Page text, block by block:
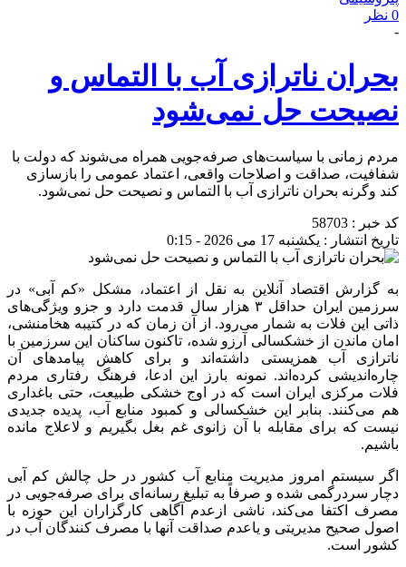
0 نظر
-
بحران ناترازی آب با التماس و
نصیحت حل نمی‌شود
مردم زمانی با سیاست‌های صرفه‌جویی همراه می‌شوند که دولت با
شفافیت، صداقت و اصلاحات واقعی، اعتماد عمومی را بازسازی
کند وگرنه بحران ناترازی آب با التماس و نصیحت حل نمی‌شود.
کد خبر : 58703
تاریخ انتشار : یکشنبه 17 می 2026 - 0:15
به گزارش اقتصاد آنلاین به نقل از اعتماد، مشکل «کم آبی» در
سرزمین ایران حداقل ۳ هزار سال قدمت دارد و جزو ویژگی‌های
ذاتی این فلات به شمار می‌رود. از آن زمان که در کتیبه هخامنشی،
امان ماندن از خشکسالی آرزو شده، تاکنون ساکنان این سرزمین با
ناترازی آب همزیستی داشته‌اند و برای کاهش پیامدهای آن
چاره‌اندیشی کرده‌اند. نمونه بارز این ادعا، فرهنگ رفتاری مردم
فلات مرکزی ایران است که در اوج خشکی طبیعت، حتی باغداری
هم می‌کنند. بنابر این خشکسالی و کمبود منابع آب، پدیده جدیدی
نیست که برای مقابله با آن زانوی غم بغل بگیریم و لاعلاج مانده
باشیم.
اگر سیستم امروز مدیریت منابع آب کشور در حل چالش کم آبی
دچار سردرگمی شده و صرفاً به تبلیغ رسانه‌ای برای صرفه‌جویی در
مصرف اکتفا می‌کند، ناشی ازعدم آگاهی کارگزاران این حوزه با
اصول صحیح مدیریتی و یاعدم صداقت آنها با مصرف کنندگان آب در
کشور است.